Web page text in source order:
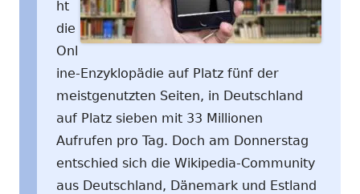
ht
die
Onl
ine-Enzyklopädie auf Platz fünf der
meistgenutzten Seiten, in Deutschland
auf Platz sieben mit 33 Millionen
Aufrufen pro Tag. Doch am Donnerstag
entschied sich die Wikipedia-Community
aus Deutschland, Dänemark und Estland